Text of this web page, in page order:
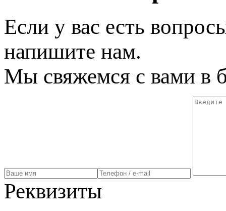
Если у вас есть
напишите нам.
Мы свяжемся с вами в
Реквизиты